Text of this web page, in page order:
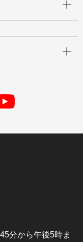
分から午後5時ま